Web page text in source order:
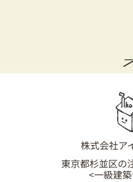
採
03-
株式会社ア
東京都杉並区の
<一級建